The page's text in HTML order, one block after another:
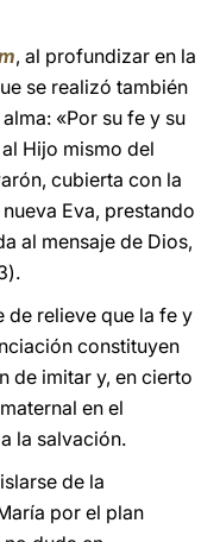
, al profundizar en la
se realizó también
«Por su fe y su
Hijo mismo del
cubierta con la
Eva, prestando
al mensaje de Dios,
de relieve que la fe y
constituyen
de imitar y, en cierto
en el
la salvación.
de la
por el plan